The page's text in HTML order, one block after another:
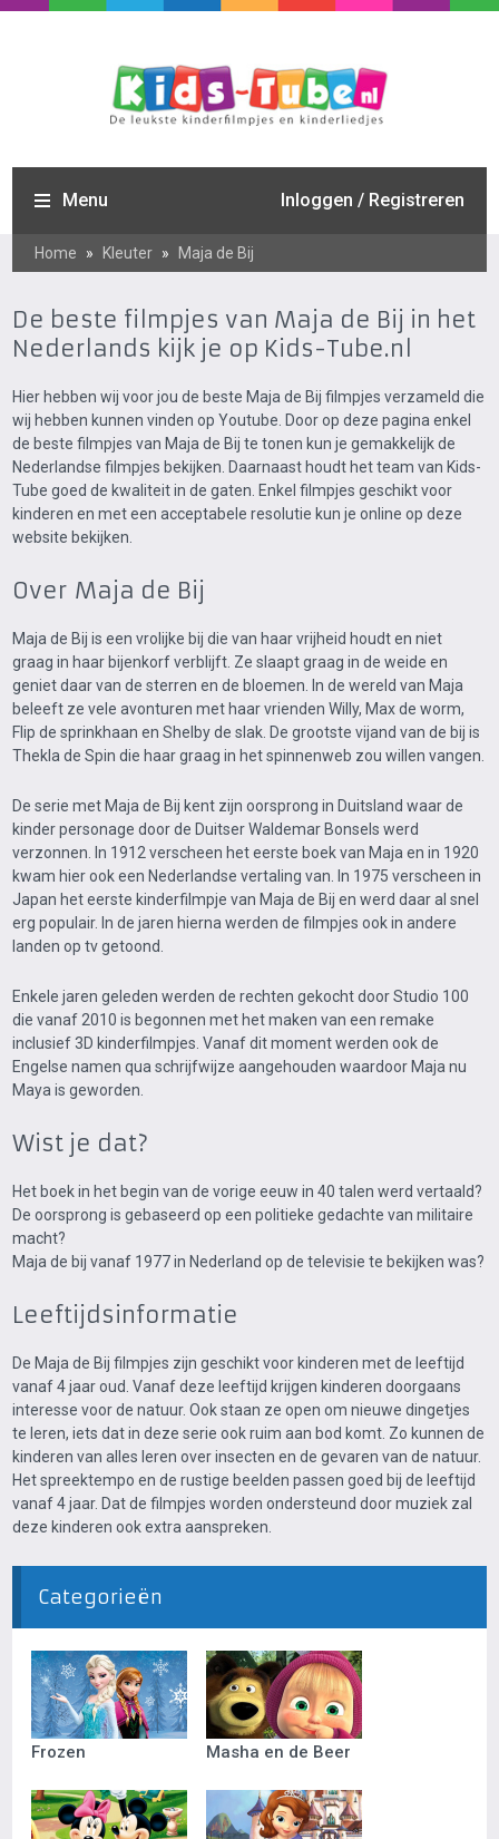
Menu Inloggen / Registreren
Home » Kleuter » Maja de Bij
De beste filmpjes van Maja de Bij in het
Nederlands kijk je op Kids-Tube.nl
Hier hebben wij voor jou de beste Maja de Bij filmpjes verzameld die
wij hebben kunnen vinden op Youtube. Door op deze pagina enkel
de beste filmpjes van Maja de Bij te tonen kun je gemakkelijk de
Nederlandse filmpjes bekijken. Daarnaast houdt het team van Kids-
Tube goed de kwaliteit in de gaten. Enkel filmpjes geschikt voor
kinderen en met een acceptabele resolutie kun je online op deze
website bekijken.
Over Maja de Bij
Maja de Bij is een vrolijke bij die van haar vrijheid houdt en niet
graag in haar bijenkorf verblijft. Ze slaapt graag in de weide en
geniet daar van de sterren en de bloemen. In de wereld van Maja
beleeft ze vele avonturen met haar vrienden Willy, Max de worm,
Flip de sprinkhaan en Shelby de slak. De grootste vijand van de bij is
Thekla de Spin die haar graag in het spinnenweb zou willen vangen.
De serie met Maja de Bij kent zijn oorsprong in Duitsland waar de
kinder personage door de Duitser Waldemar Bonsels werd
verzonnen. In 1912 verscheen het eerste boek van Maja en in 1920
kwam hier ook een Nederlandse vertaling van. In 1975 verscheen in
Japan het eerste kinderfilmpje van Maja de Bij en werd daar al snel
erg populair. In de jaren hierna werden de filmpjes ook in andere
landen op tv getoond.
Enkele jaren geleden werden de rechten gekocht door Studio 100
die vanaf 2010 is begonnen met het maken van een remake
inclusief 3D kinderfilmpjes. Vanaf dit moment werden ook de
Engelse namen qua schrijfwijze aangehouden waardoor Maja nu
Maya is geworden.
Wist je dat?
Het boek in het begin van de vorige eeuw in 40 talen werd vertaald?
De oorsprong is gebaseerd op een politieke gedachte van militaire
macht?
Maja de bij vanaf 1977 in Nederland op de televisie te bekijken was?
Leeftijdsinformatie
De Maja de Bij filmpjes zijn geschikt voor kinderen met de leeftijd
vanaf 4 jaar oud. Vanaf deze leeftijd krijgen kinderen doorgaans
interesse voor de natuur. Ook staan ze open om nieuwe dingetjes
te leren, iets dat in deze serie ook ruim aan bod komt. Zo kunnen de
kinderen van alles leren over insecten en de gevaren van de natuur.
Het spreektempo en de rustige beelden passen goed bij de leeftijd
vanaf 4 jaar. Dat de filmpjes worden ondersteund door muziek zal
deze kinderen ook extra aanspreken.
Categorieën
Frozen Masha en de Beer